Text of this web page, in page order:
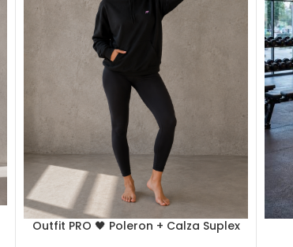
Outfit PRO 🖤 Poleron + Calza Suplex